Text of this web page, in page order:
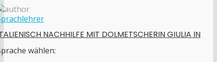
NACHHILFE MIT DOLMETSCHERIN GIULIA IN
wählen: